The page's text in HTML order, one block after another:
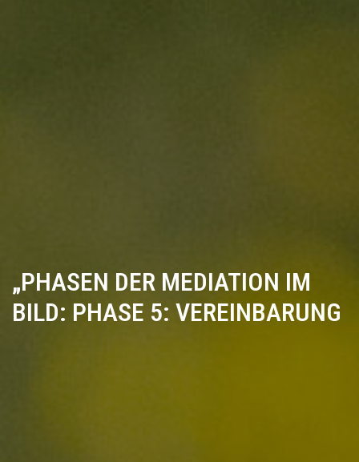
„PHASEN DER MEDIATION IM
BILD: PHASE 5: VEREINBARUNG